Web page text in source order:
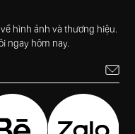
hình ảnh và thương hiệu.
ngay hôm nay.